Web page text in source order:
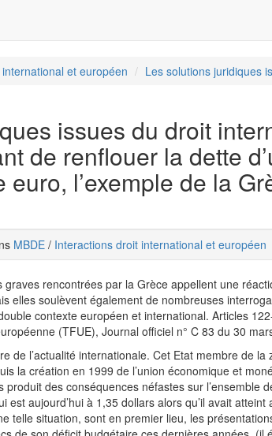
et européen Les solutions juridiques
issues du droit
de renflouer la dette
l’exemple de la
MBDE / Interactions droit international et européen
rencontrées par la Grèce appellent une
elles soulèvent également de nombreuses
contexte européen et international. Articles
(TFUE), Journal officiel n° C 83 du 30
de l’actualité internationale. Cet Etat membre de la
la création en 1999 de l’union économique et
des conséquences néfastes sur l’ensemble
est aujourd’hui à 1,35 dollars alors qu’il avait
telle situation, sont en premier lieu, les